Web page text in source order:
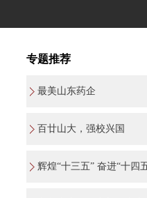
专题推荐
最美山东药企
百廿山大，强校兴国
辉煌“十三五” 奋进“十四